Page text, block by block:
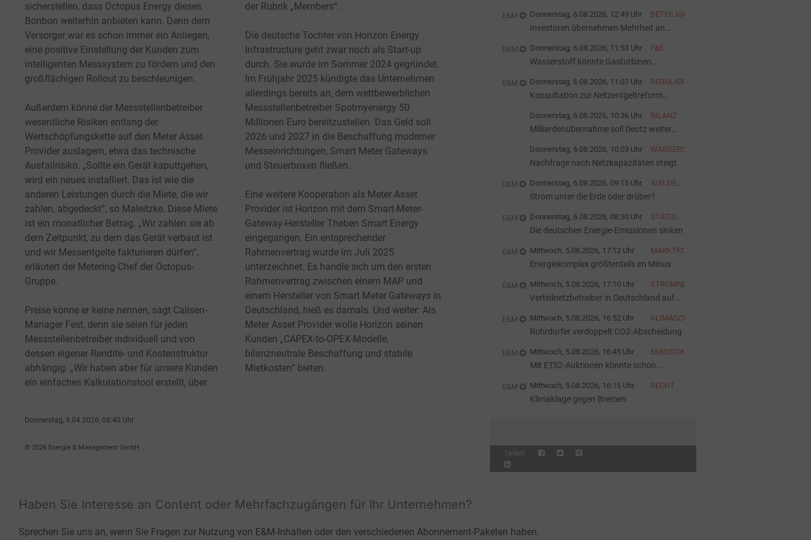
sicherstellen, dass Octopus Energy dieses
Bonbon weiterhin anbieten kann. Denn dem
Versorger war es schon immer ein Anliegen,
eine positive Einstellung der Kunden zum
intelligenten Messsystem zu fördern und den
großflächigen Rollout zu beschleunigen.
Außerdem könne der Messstellenbetreiber
wesentliche Risiken entlang der
Wertschöpfungskette auf den Meter Asset
Provider auslagern, etwa das technische
Ausfallrisiko. „Sollte ein Gerät kaputtgehen,
wird ein neues installiert. Das ist wie die
anderen Leistungen durch die Miete, die wir
zahlen, abgedeckt“, so Maleitzke. Diese Miete
ist ein monatlicher Betrag. „Wir zahlen sie ab
dem Zeitpunkt, zu dem das Gerät verbaut ist
und wir Messentgelte fakturieren dürfen“,
erläutert der Metering-Chef der Octopus-
Gruppe.
Preise könne er keine nennen, sagt Calisen-
Manager Fest, denn sie seien für jeden
Messstellenbetreiber individuell und von
dessen eigener Rendite- und Kostenstruktur
abhängig. „Wir haben aber für unsere Kunden
ein einfaches Kalkulationstool erstellt, über
der Rubrik „Members“.
Die deutsche Tochter von Horizon Energy
Infrastructure geht zwar noch als Start-up
durch. Sie wurde im Sommer 2024 gegründet.
Im Frühjahr 2025 kündigte das Unternehmen
allerdings bereits an, dem wettbewerblichen
Messstellenbetreiber Spotmyenergy 50
Millionen Euro bereitzustellen. Das Geld soll
2026 und 2027 in die Beschaffung moderner
Messeinrichtungen, Smart Meter Gateways
und Steuerboxen fließen.
Eine weitere Kooperation als Meter Asset
Provider ist Horizon mit dem Smart-Meter-
Gateway-Hersteller Theben Smart Energy
eingegangen. Ein entsprechender
Rahmenvertrag wurde im Juli 2025
unterzeichnet. Es handle sich um den ersten
Rahmenvertrag zwischen einem MAP und
einem Hersteller von Smart Meter Gateways in
Deutschland, hieß es damals. Und weiter: Als
Meter Asset Provider wolle Horizon seinen
Kunden „CAPEX-to-OPEX-Modelle,
bilanzneutrale Beschaffung und stabile
Mietkosten“ bieten.
Donnerstag, 9.04.2026, 08:40 Uhr
© 2026 Energie & Management GmbH
E&M Donnerstag, 6.08.2026, 12:49 Uhr BETEILIGUNG
Investoren übernehmen Mehrheit an
E&M Donnerstag, 6.08.2026, 11:53 Uhr F&E
Wasserstoff könnte Gasturbinen
E&M Donnerstag, 6.08.2026, 11:07 Uhr REGULIERUNG
Konsultation zur Netzentgeltreform
Donnerstag, 6.08.2026, 10:36 Uhr BILANZ
Milliardenübernahme soll Deutz weiter
Donnerstag, 6.08.2026, 10:03 Uhr WASSERSTOFF
Nachfrage nach Netzkapazitäten steigt
E&M Donnerstag, 6.08.2026, 09:15 Uhr
AUS DER
AKTUELLEN
AUSGABE
Strom unter die Erde oder drüber?
E&M Donnerstag, 6.08.2026, 08:30 Uhr
STATISTIK
DES
TAGES
Die deutschen Energie-Emissionen sinken
E&M Mittwoch, 5.08.2026, 17:12 Uhr MARKTKOMMENTAR
Energiekomplex größtenteils im Minus
E&M Mittwoch, 5.08.2026, 17:10 Uhr STROMNETZ
Verteilnetzbetreiber in Deutschland auf
E&M Mittwoch, 5.08.2026, 16:52 Uhr KLIMASCHUTZ
Rohrdorfer verdoppelt CO2-Abscheidung
E&M Mittwoch, 5.08.2026, 16:45 Uhr EMISSIONSHANDEL
Mit ETS2-Auktionen könnte schon
E&M Mittwoch, 5.08.2026, 16:15 Uhr RECHT
Klimaklage gegen Bremen
Teilen:
Haben Sie Interesse an Content oder Mehrfachzugängen für Ihr Unternehmen?
Sprechen Sie uns an, wenn Sie Fragen zur Nutzung von E&M-Inhalten oder den verschiedenen Abonnement-Paketen haben.